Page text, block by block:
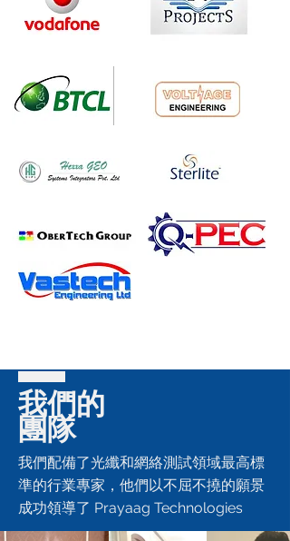
我們的
團隊
我們配備了光纖和網絡測試領域最高標
準的行業專家，他們以不屈不撓的願景
成功領導了 Prayaag Technologies